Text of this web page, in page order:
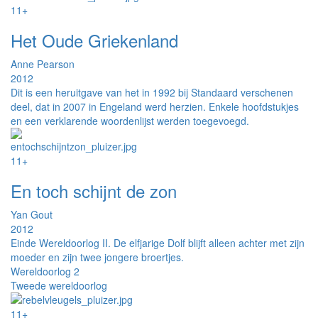
11+
Het Oude Griekenland
Anne Pearson
2012
Dit is een heruitgave van het in 1992 bij Standaard verschenen
deel, dat in 2007 in Engeland werd herzien. Enkele hoofdstukjes
en een verklarende woordenlijst werden toegevoegd.
11+
En toch schijnt de zon
Yan Gout
2012
Einde Wereldoorlog II. De elfjarige Dolf blijft alleen achter met zijn
moeder en zijn twee jongere broertjes.
Wereldoorlog 2
Tweede wereldoorlog
11+